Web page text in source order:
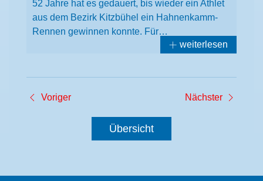
52 Jahre hat es gedauert, bis wieder ein Athlet
aus dem Bezirk Kitzbühel ein Hahnenkamm-
Rennen gewinnen konnte. Für…
weiterlesen
Voriger Nächster
Übersicht